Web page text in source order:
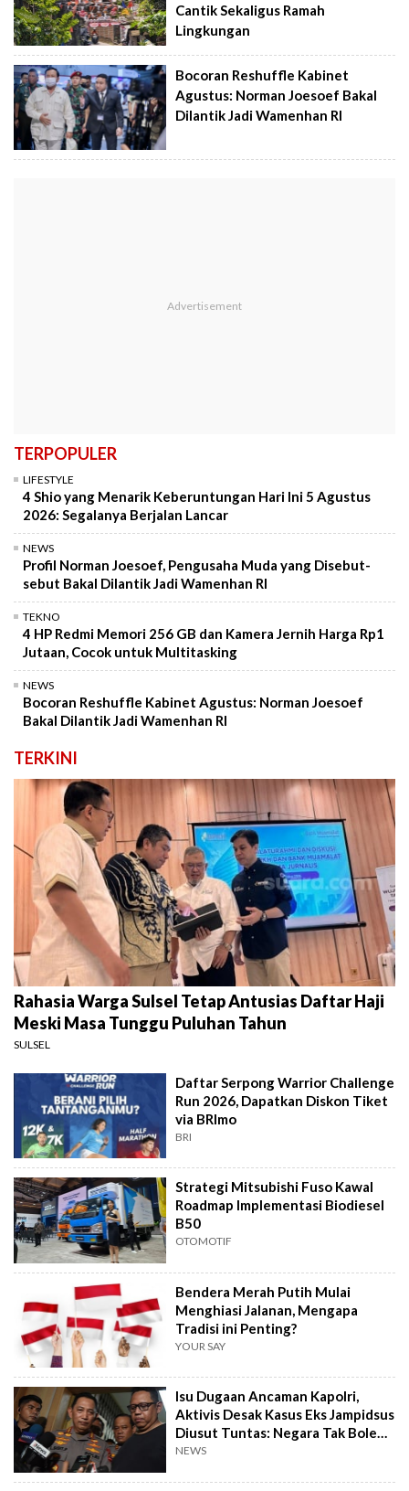
Cantik Sekaligus Ramah
Lingkungan
Bocoran Reshuffle Kabinet
Agustus: Norman Joesoef Bakal
Dilantik Jadi Wamenhan RI
TERPOPULER
LIFESTYLE
4 Shio yang Menarik Keberuntungan Hari Ini 5 Agustus
2026: Segalanya Berjalan Lancar
NEWS
Profil Norman Joesoef, Pengusaha Muda yang Disebut-
sebut Bakal Dilantik Jadi Wamenhan RI
TEKNO
4 HP Redmi Memori 256 GB dan Kamera Jernih Harga Rp1
Jutaan, Cocok untuk Multitasking
NEWS
Bocoran Reshuffle Kabinet Agustus: Norman Joesoef
Bakal Dilantik Jadi Wamenhan RI
TERKINI
Rahasia Warga Sulsel Tetap Antusias Daftar Haji
Meski Masa Tunggu Puluhan Tahun
SULSEL
Daftar Serpong Warrior Challenge
Run 2026, Dapatkan Diskon Tiket
via BRImo
BRI
Strategi Mitsubishi Fuso Kawal
Roadmap Implementasi Biodiesel
B50
OTOMOTIF
Bendera Merah Putih Mulai
Menghiasi Jalanan, Mengapa
Tradisi ini Penting?
YOUR SAY
Isu Dugaan Ancaman Kapolri,
Aktivis Desak Kasus Eks Jampidsus
Diusut Tuntas: Negara Tak Boleh
Kalah
NEWS